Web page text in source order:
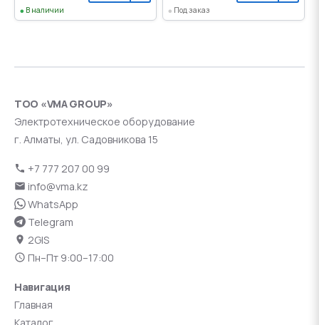
В наличии Под заказ
ТОО «VMA GROUP»
Электротехническое оборудование
г. Алматы, ул. Садовникова 15
+7 777 207 00 99
info@vma.kz
WhatsApp
Telegram
2GIS
Пн–Пт 9:00–17:00
Навигация
Главная
Каталог